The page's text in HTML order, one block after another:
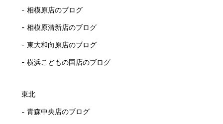
相模原店のブログ
相模原清新店のブログ
東大和向原店のブログ
横浜こどもの国店のブログ
東北
青森中央店のブログ